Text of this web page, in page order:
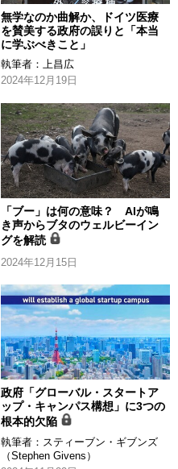
無学なのか曲解か、ドイツ医療
を賛美する政府の誤りと「本当
に学ぶべきこと」
執筆者：上昌広
2024年12月19日
「ブー」は何の意味？ AIが鳴
き声からブタのウェルビーイン
グを解読
2024年12月15日
政府「グローバル・スタートア
ップ・キャンパス構想」に3つの
根本的欠陥
執筆者： スティーブン・ギブンズ
（Stephen Givens）